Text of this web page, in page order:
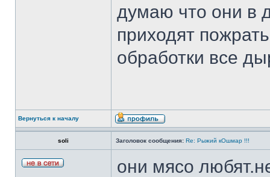
думаю что они в
приходят
обработки все
Вернуться к началу
soli Заголовок сообщения: Re: Рыжий кОшмар !!!
они мясо